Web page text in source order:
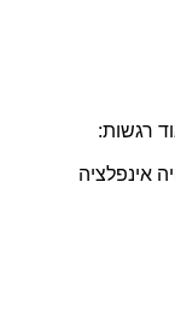
רגשות:
אינפלציה